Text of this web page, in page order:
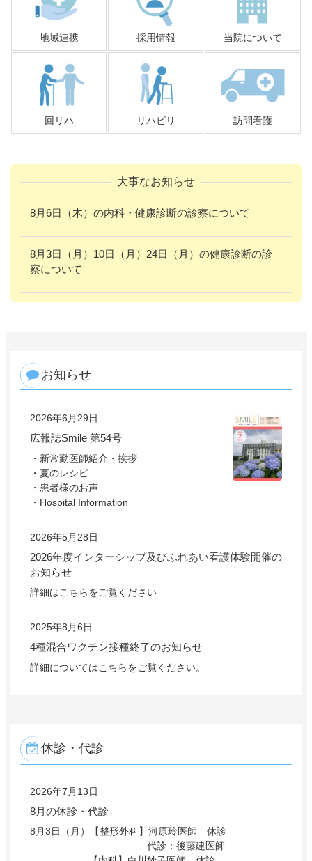
地域連携 採用情報 当院について
回リハ リハビリ 訪問看護
大事なお知らせ
8月6日（木）の内科・健康診断の診察について
8月3日（月）10日（月）24日（月）の健康診断の診
察について
お知らせ
2026年6月29日
広報誌Smile 第54号
・新常勤医師紹介・挨拶
・夏のレシピ
・患者様のお声
・Hospital Information
2026年5月28日
2026年度インターシップ及びふれあい看護体験開催の
お知らせ
詳細はこちらをご覧ください
2025年8月6日
4種混合ワクチン接種終了のお知らせ
詳細についてはこちらをご覧ください。
休診・代診
2026年7月13日
8月の休診・代診
8月3日（月）【整形外科】河原玲医師 休診
代診：後藤建医師